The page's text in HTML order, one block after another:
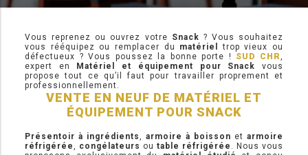
TABLE RÉFRIGÉRÉE
TABLE COMPACTE
TABLE 600
TABLE 700 – 2 PORTES
Vous reprenez ou ouvrez votre Snack ? Vous souhaitez
vous rééquipez ou remplacer du matériel
trop vieux ou
défectueux ? Vous poussez la bonne porte ! SUD CHR,
expert en
Matériel et équipement pour Snack vous
propose tout ce qu’il faut pour travailler proprement et
professionnellement.
VENTE EN NEUF DE MATÉRIEL ET
ÉQUIPEMENT POUR SNACK
Présentoir à ingrédients, armoire à boisson et armoire
réfrigérée, congélateurs ou table réfrigérée . Nous vous